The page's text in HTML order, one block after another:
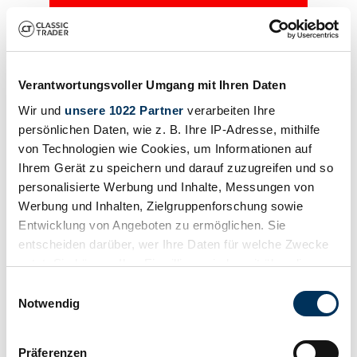
Verantwortungsvoller Umgang mit Ihren Daten
Wir und unsere 1022 Partner verarbeiten Ihre
persönlichen Daten, wie z. B. Ihre IP-Adresse, mithilfe
von Technologien wie Cookies, um Informationen auf
Ihrem Gerät zu speichern und darauf zuzugreifen und so
personalisierte Werbung und Inhalte, Messungen von
Werbung und Inhalten, Zielgruppenforschung sowie
Entwicklung von Angeboten zu ermöglichen. Sie
entscheiden darüber, wer Ihre Daten für welche Zwecke
nutzt. Sie können Ihre Einwilligung jederzeit über die
Trigger Symbol ändern oder widerrufen
Notwendig
Präferenzen
Kein Logo
Anrufen
Kontakt